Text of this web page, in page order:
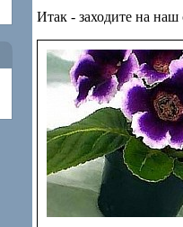
Итак - заходите на